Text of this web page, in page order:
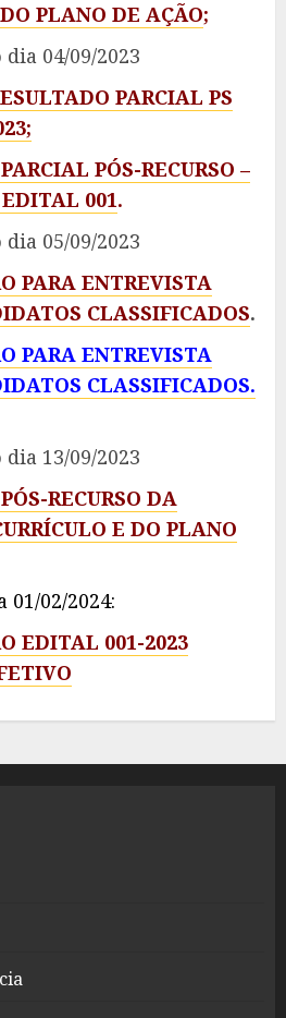
PLANO DE AÇÃO;
04/09/2023
PARCIAL PS
PÓS-RECURSO –
EDITAL 001.
05/09/2023
PARA ENTREVISTA
CLASSIFICADOS.
PARA ENTREVISTA
CLASSIFICADOS.
13/09/2023
RECURSO DA
E DO PLANO
01/02/2024:
EDITAL 001-2023